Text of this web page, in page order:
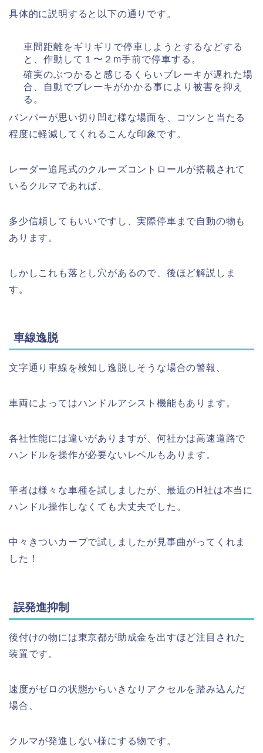
具体的に説明すると以下の通りです。
車間距離をギリギリで停車しようとするなどする
と、作動して１〜２m手前で停車する。
確実のぶつかると感じるくらいブレーキが遅れた場
合、自動でブレーキがかかる事により被害を抑え
る。
バンパーが思い切り凹む様な場面を、コツンと当たる
程度に軽減してくれるこんな印象です。
レーダー追尾式のクルーズコントロールが搭載されて
いるクルマであれば、
多少信頼してもいいですし、実際停車まで自動の物も
あります。
しかしこれも落とし穴があるので、後ほど解説しま
す。
車線逸脱
文字通り車線を検知し逸脱しそうな場合の警報、
車両によってはハンドルアシスト機能もあります。
各社性能には違いがありますが、何社かは高速道路で
ハンドルを操作が必要ないレベルもあります。
筆者は様々な車種を試しましたが、最近のH社は本当に
ハンドル操作しなくても大丈夫でした。
中々きついカーブで試しましたが見事曲がってくれま
した！
誤発進抑制
後付けの物には東京都が助成金を出すほど注目された
装置です。
速度がゼロの状態からいきなりアクセルを踏み込んだ
場合、
クルマが発進しない様にする物です。